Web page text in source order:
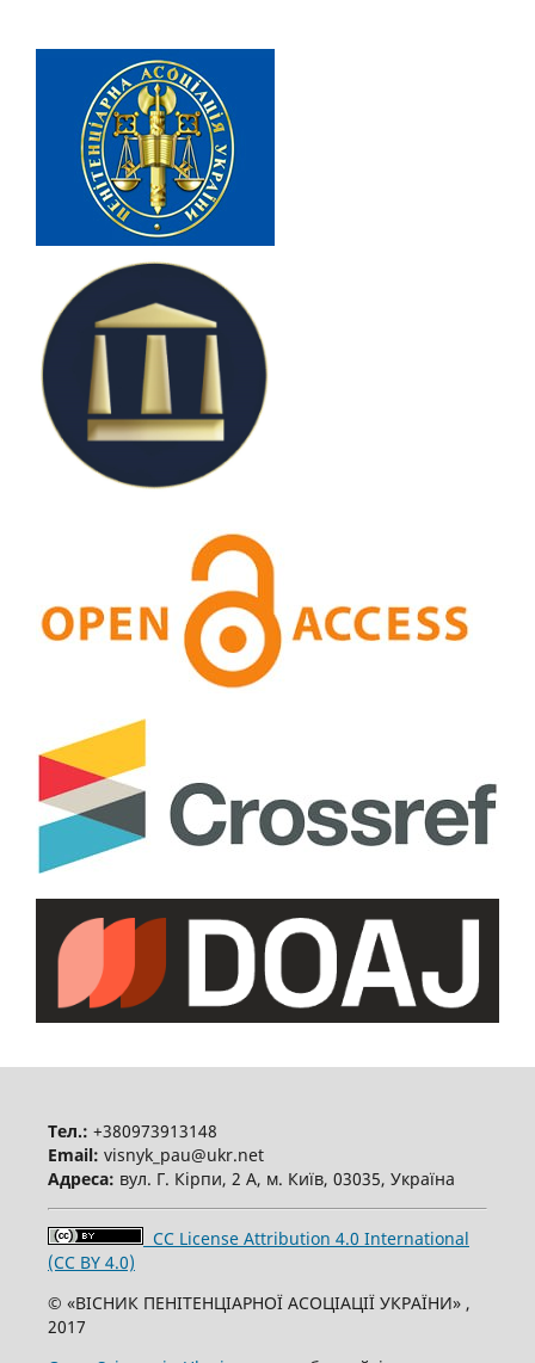
Тел.: +380973913148
Email: visnyk_pau@ukr.net
Адреса: вул. Г. Кірпи, 2 А, м. Київ, 03035, Україна
CC License Attribution 4.0 International
(CC BY 4.0)
© «ВІСНИК ПЕНІТЕНЦІАРНОЇ АСОЦІАЦІЇ УКРАЇНИ» ,
2017